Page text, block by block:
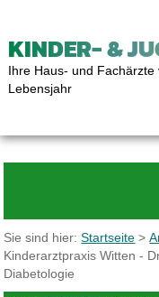
KINDER- &
Ihre Haus- und Fachärzte
Lebensjahr
Sie sind hier:Startseite >
Kinderarztpraxis Witten -
Diabetologie